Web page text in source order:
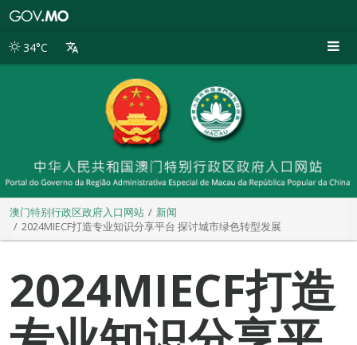
别
34°C
澳门特别行政区政府入口网站
新闻
2024MIECF打造专业知识分享平台 探讨城市绿色转型发展
2024MIECF打造